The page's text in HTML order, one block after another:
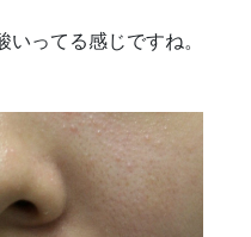
ってる感じですね。